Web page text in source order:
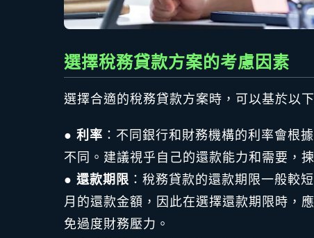
選擇稅務貸款方案的考慮因素
選擇合適的稅務貸款方案時，可以基於以
● 利率 ：不同銀行和財務機構的利率會根
不同。建議視乎自己的還款能力和需要，
● 還款期限 ：稅務貸款的還款期限一般較
月的還款金額，因此在選擇還款期限時，
免過度財務壓力。